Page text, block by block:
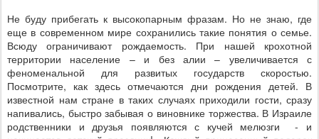
Не буду прибегать к высокопарным фразам. Но не знаю, где
еще в современном мире сохранились такие понятия о семье.
Всюду ограничивают рождаемость. При нашей крохотной
территории население – и без алии – увеличивается с
феноменальной для развитых государств скоростью.
Посмотрите, как здесь отмечаются дни рождения детей. В
известной нам стране в таких случаях приходили гости, сразу
напивались, быстро забывая о виновнике торжества. В Израиле
родственники и друзья появляются с кучей мелюзги
- и